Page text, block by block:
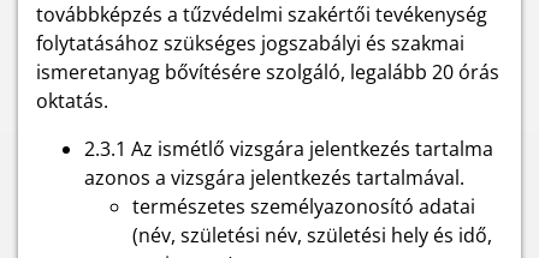
továbbképzés a tűzvédelmi szakértői tevékenység
folytatásához szükséges jogszabályi és szakmai
ismeretanyag bővítésére szolgáló, legalább 20 órás
oktatás.
2.3.1 Az ismétlő vizsgára jelentkezés tartalma
azonos a vizsgára jelentkezés tartalmával.
természetes személyazonosító adatai
(név, születési név, születési hely és idő,